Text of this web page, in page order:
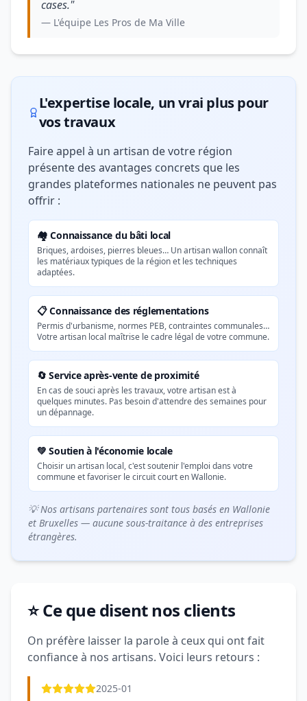
cases."
— L'équipe Les Pros de Ma Ville
L'expertise locale, un vrai plus pour
vos travaux
Faire appel à un artisan de votre région
présente des avantages concrets que les
grandes plateformes nationales ne peuvent pas
offrir :
🏘️ Connaissance du bâti local
Briques, ardoises, pierres bleues… Un artisan wallon connaît
les matériaux typiques de la région et les techniques
adaptées.
📋 Connaissance des réglementations
Permis d'urbanisme, normes PEB, contraintes communales…
Votre artisan local maîtrise le cadre légal de votre commune.
🔄 Service après-vente de proximité
En cas de souci après les travaux, votre artisan est à
quelques minutes. Pas besoin d'attendre des semaines pour
un dépannage.
💚 Soutien à l'économie locale
Choisir un artisan local, c'est soutenir l'emploi dans votre
commune et favoriser le circuit court en Wallonie.
💡 Nos artisans partenaires sont tous basés en Wallonie
et Bruxelles — aucune sous-traitance à des entreprises
étrangères.
⭐ Ce que disent nos clients
On préfère laisser la parole à ceux qui ont fait
confiance à nos artisans. Voici leurs retours :
2025-01